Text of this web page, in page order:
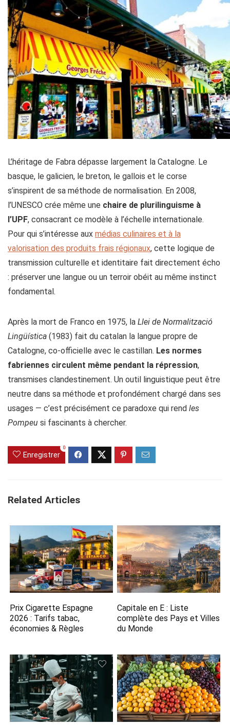
L’héritage de Fabra dépasse largement la Catalogne. Le
basque, le galicien, le breton, le gallois et le corse
s’inspirent de sa méthode de normalisation. En 2008,
l’UNESCO crée même une chaire de plurilinguisme à
l’UPF, consacrant ce modèle à l’échelle internationale.
Pour qui s’intéresse aux médias culinaires et à la
valorisation des produits frais régionaux, cette logique de
transmission culturelle et identitaire fait directement écho
: préserver une langue ou un terroir obéit au même instinct
fondamental.
Après la mort de Franco en 1975, la Llei de Normalització
Lingüística (1983) fait du catalan la langue propre de
Catalogne, co-officielle avec le castillan. Les normes
fabriennes circulent même pendant la répression,
transmises clandestinement. Un outil linguistique peut être
neutre dans sa méthode et profondément chargé dans ses
usages — c’est précisément ce paradoxe qui rend les
Pompeu si fascinants à chercher.
Enregistrer
0
Related Articles
Prix Cigarette Espagne
2026​ : Tarifs tabac,
économies & Règles
Capitale en E​ : Liste
complète des Pays et Villes
du Monde